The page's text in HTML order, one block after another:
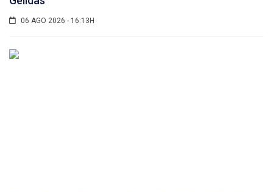
06 AGO 2026 - 16:13H